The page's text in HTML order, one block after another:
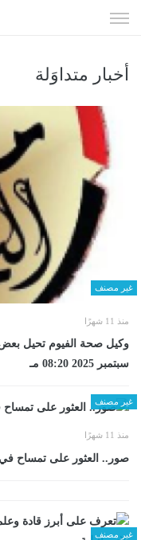
الى
أخبار متداوَلة
غير مصنف
منذ 11 شهرًا
سبتمبر 2025 08:20 مـ
غير مصنف
منذ 11 شهرًا
صور.. العثور على تمساح في
غير مصنف